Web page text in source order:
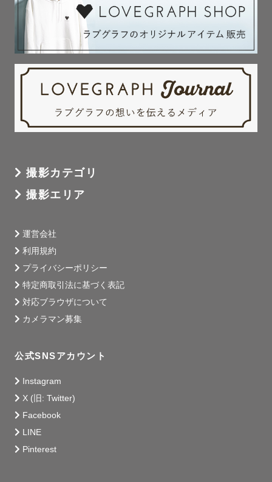
撮影カテゴリ
撮影エリア
運営会社
利用規約
プライバシーポリシー
特定商取引法に基づく表記
対応ブラウザについて
カメラマン募集
公式SNSアカウント
Instagram
X (旧: Twitter)
Facebook
LINE
Pinterest